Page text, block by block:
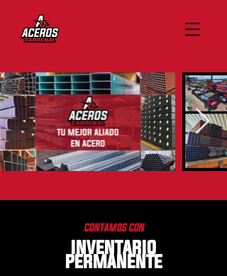
CONTAMOS CON
INVENTARIO
PERMANENTE